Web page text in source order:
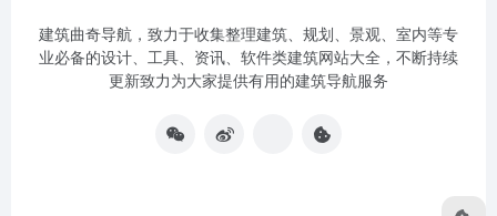
建筑曲奇导航 ，致力于收集整理建筑、规划、景观、室内等专
业必备的设计、工具、资讯、软件类建筑网站大全，不断持续
更新致力为大家提供有用的建筑导航服务